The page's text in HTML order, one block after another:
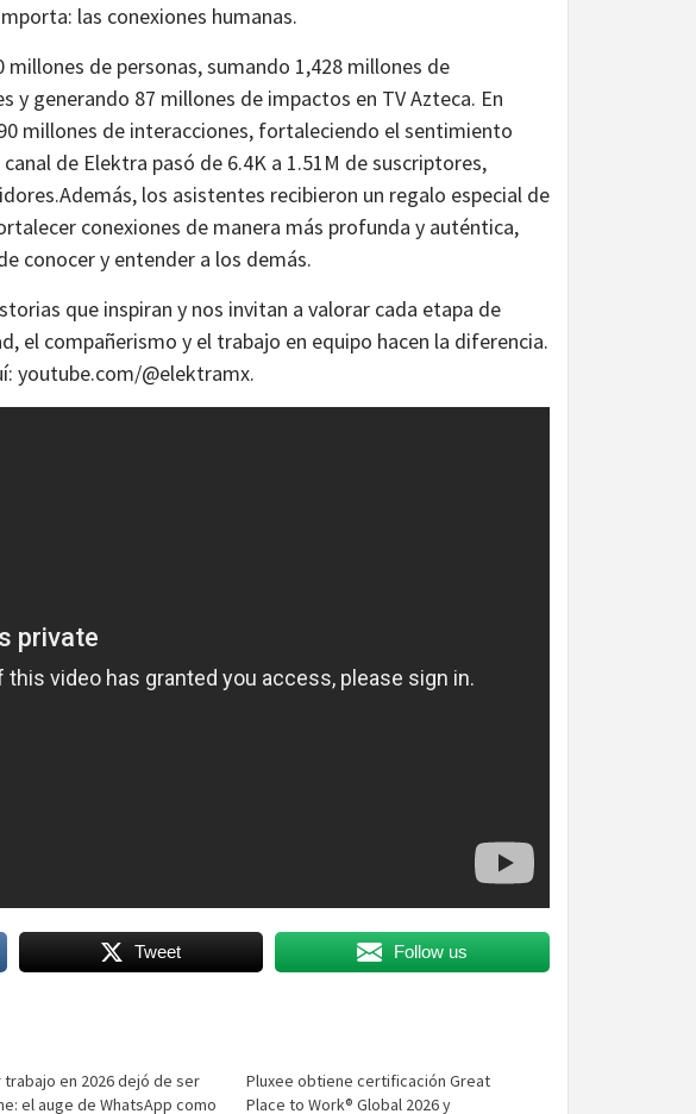
las conexiones humanas.
de personas, sumando 1,428 millones de
generando 87 millones de impactos en TV Azteca. En
millones de interacciones, fortaleciendo el sentimiento
de Elektra pasó de 6.4K a 1.51M de suscriptores,
los asistentes recibieron un regalo especial de
conexiones de manera más profunda y auténtica,
conocer y entender a los demás.
que inspiran y nos invitan a valorar cada etapa de
el compañerismo y el trabajo en equipo hacen la diferencia.
youtube.com/@elektramx.
Tweet Follow us
trabajo en 2026 dejó de ser
el auge de WhatsApp como
Pluxee obtiene certificación Great
Place to Work® Global 2026 y